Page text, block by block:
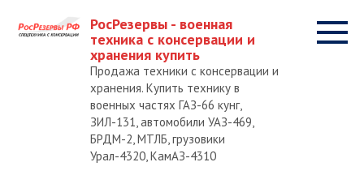
контенту
РосРезервы - военная
техника с консервации и
хранения купить
Продажа техники с консервации и
хранения. Купить технику в
военных частях ГАЗ-66 кунг,
ЗИЛ-131, автомобили УАЗ-469,
БРДМ-2, МТЛБ, грузовики
Урал-4320, КамАЗ-4310